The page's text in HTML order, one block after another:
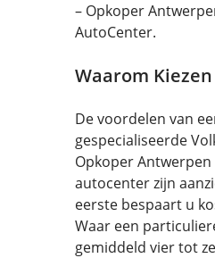
– Opkoper
AutoCenter.
Waarom
De voordelen van
gespecialiseerde
Opkoper Antwerpen
autocenter zijn
eerste bespaart u
Waar een
gemiddeld vier tot